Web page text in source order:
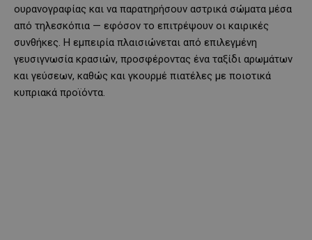
ουρανογραφίας και να παρατηρήσουν αστρικά σώματα μέσα
από τηλεσκόπια — εφόσον το επιτρέψουν οι καιρικές
συνθήκες. Η εμπειρία πλαισιώνεται από επιλεγμένη
γευσιγνωσία κρασιών, προσφέροντας ένα ταξίδι αρωμάτων
και γεύσεων, καθώς και γκουρμέ πιατέλες με ποιοτικά
κυπριακά προϊόντα.